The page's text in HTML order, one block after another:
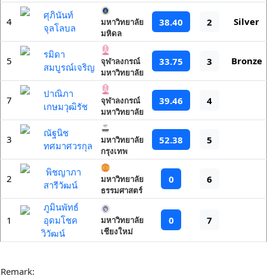
4
ศุภินันท์
จุลโลบล
มหาวิทยาลัย
มหิดล
38.40 2 Silver
5
รมิดา
สมบูรณ์เจริญ
จุฬาลงกรณ์
มหาวิทยาลัย
33.75 3 Bronze
7
ปาณิภา
เกษมวุฒิรัช
จุฬาลงกรณ์
มหาวิทยาลัย
39.46 4
3
ณัฐนิช
ทศมาศวรกุล
มหาวิทยาลัย
กรุงเทพ
52.38 5
2
พิชญาภา
สารีวัฒน์
มหาวิทยาลัย
ธรรมศาสตร์
0 6
1
ภูมินพัทธ์
อุดมโชค
วิวัฒน์
มหาวิทยาลัย
เชียงใหม่
0 7
Remark: